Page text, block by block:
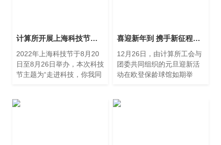
计算所开展上海科技节宣传活动
2022年上海科技节于8月20
日至8月26日举办，本次科技
节主题为“走进科技，你我同
动。
喜迎新年到 携手新征程——计算所公司2025年元旦迎新活动
12月26日，由计算所工会与
团委共同组织的元旦迎新活
动在欧登保龄球馆如期举